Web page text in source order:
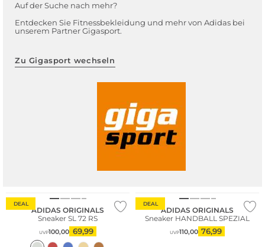
Auf der Suche nach mehr?
Entdecken Sie Fitnessbekleidung und mehr von Adidas bei
unserem Partner Gigasport.
Zu Gigasport wechseln
DEAL
ADIDAS ORIGINALS
Sneaker SL 72 RS
UVP100,00 69,99
DEAL
ADIDAS ORIGINALS
Sneaker HANDBALL SPEZIAL
UVP110,00 76,99